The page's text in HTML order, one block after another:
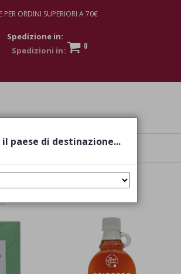
PER ORDINI SUPERIORI A 70€
Spedizione in:
0
I am doing used car sales, in order to show my
various brand-name watches, which of course are
il paese di destinazione...